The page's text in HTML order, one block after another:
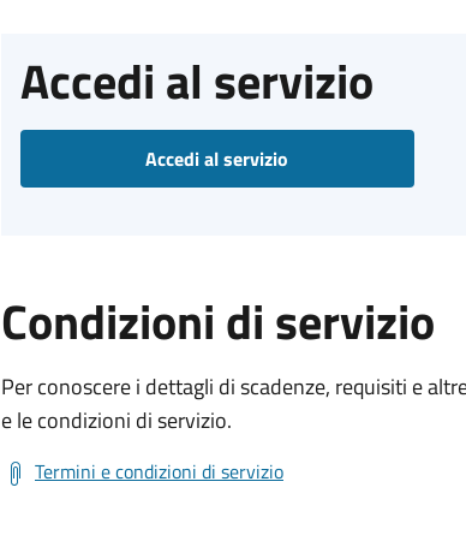
Accedi al servizio
Accedi al servizio
Condizioni di servizio
Per conoscere i dettagli di scadenze, requisiti e
e le condizioni di servizio.
Termini e condizioni di servizio